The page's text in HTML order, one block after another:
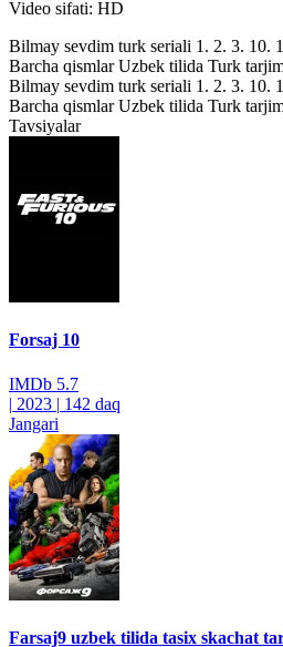
Video sifati: HD
Bilmay sevdim turk seriali 1. 2. 3. 10.
Barcha qismlar Uzbek tilida Turk
Bilmay sevdim turk seriali 1. 2. 3. 10.
Barcha qismlar Uzbek tilida Turk
Tavsiyalar
Forsaj 10
IMDb 5.7
| 2023 | 142 daq
Jangari
Farsaj9 uzbek tilida tasix skachat